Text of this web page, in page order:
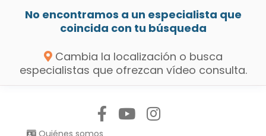
No encontramos a un especialista que
coincida con tu búsqueda
Cambia la localización o busca
especialistas que ofrezcan vídeo consulta.